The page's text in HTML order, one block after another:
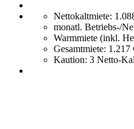
Nettokaltmiete:
monatl. Betriebs-/
Warmmiete (inkl.
Gesamtmiete: 1.217
Kaution: 3 Netto-